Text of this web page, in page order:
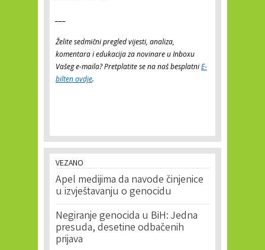
Želite sedmični pregled vijesti, analiza,
komentara i edukacija za novinare u Inboxu
Vašeg e-maila? Pretplatite se na naš besplatniE-
bilten ovdje.
VEZANO
Apel medijima da navode činjenice
u izvještavanju o genocidu
Negiranje genocida u BiH: Jedna
presuda, desetine odbačenih
prijava